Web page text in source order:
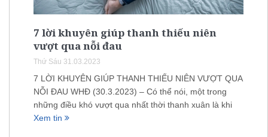
7 lời khuyên giúp thanh thiếu niên
vượt qua nỗi đau
Thứ Sáu 31.03.2023
7 LỜI KHUYÊN GIÚP THANH THIẾU NIÊN VƯỢT QUA
NỖI ĐAU WHĐ (30.3.2023) – Có thể nói, một trong
những điều khó vượt qua nhất thời thanh xuân là khi
Xem tin